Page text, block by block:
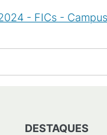
- FICs -
DESTAQUES